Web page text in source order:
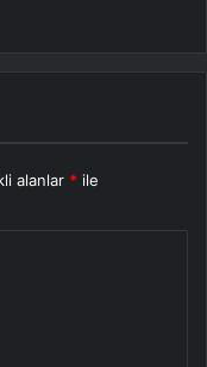
alanlar * ile